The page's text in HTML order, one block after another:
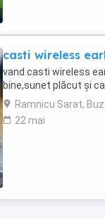
casti wireless
vand casti wireless
bine,sunet plăcut și
Ramnicu Sarat,
22 mai